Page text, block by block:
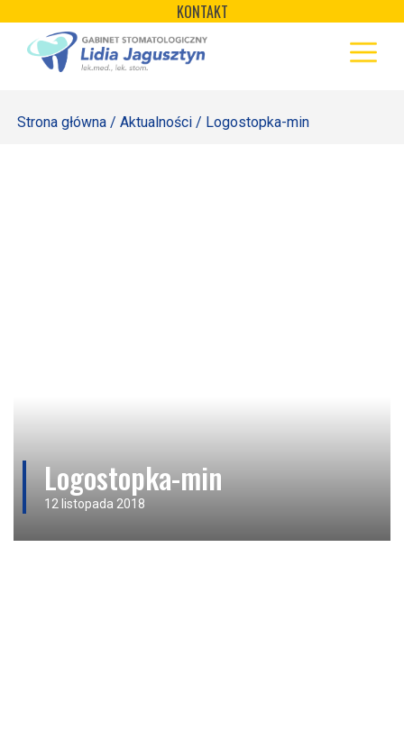
content
KONTAKT ×
STRONA GŁÓWNA
REJESTRACJA
Strona główna / Aktualności / Logostopka-min
Logostopka-min
12 listopada 2018